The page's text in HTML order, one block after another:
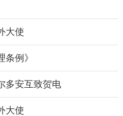
大使
例》
多安互致贺电
大使